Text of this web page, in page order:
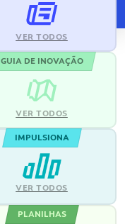
VER TODOS
GUIA DE INOVAÇÃO
VER TODOS
IMPULSIONA
VER TODOS
PLANILHAS